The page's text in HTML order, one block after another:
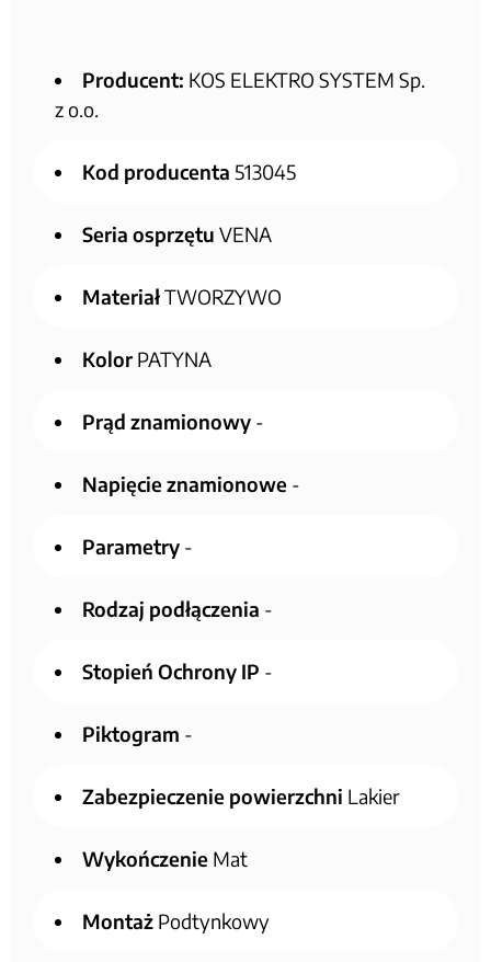
Producent: KOS ELEKTRO SYSTEM Sp.
z o.o.
Kod producenta 513045
Seria osprzętu VENA
MateriałTWORZYWO
Kolor PATYNA
Prąd znamionowy -
Napięcie znamionowe -
Parametry -
Rodzaj podłączenia -
Stopień Ochrony IP -
Piktogram -
Zabezpieczenie powierzchni Lakier
Wykończenie Mat
Montaż Podtynkowy